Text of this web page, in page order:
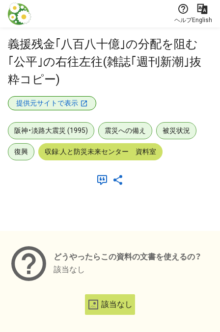
本文に飛ぶ
ヘルプEnglish
義援残金｢八百八十億｣の分配を阻む
｢公平｣の右往左往(雑誌｢週刊新潮｣抜
粋コピー)
提供元サイトで表示
阪神・淡路大震災 (1995) 震災への備え 被災状況
復興 収録:人と防災未来センター 資料室
どうやったらこの資料の文書を使えるの？
該当なし
該当なし